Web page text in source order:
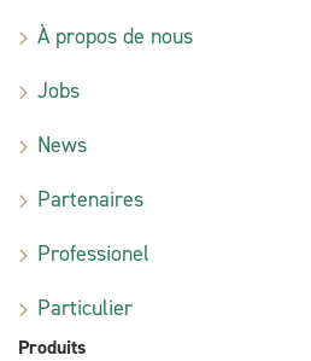
À propos de nous
Jobs
News
Partenaires
Professionel
Particulier
Produits